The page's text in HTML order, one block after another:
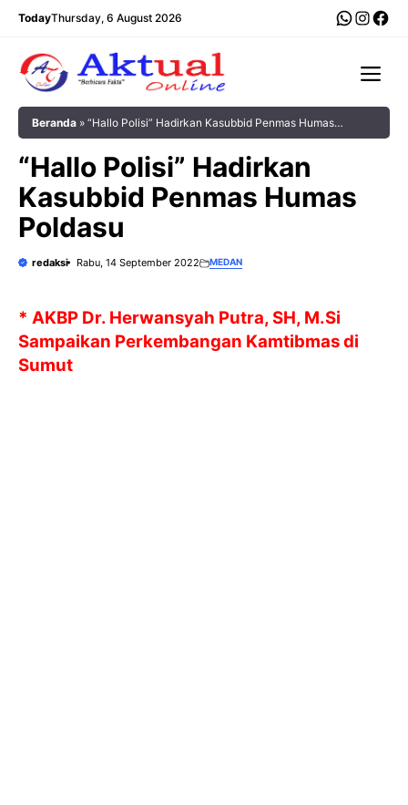
Langsung
TodayThursday, 6 August 2026
Beranda » “Hallo Polisi” Hadirkan Kasubbid Penmas Humas
“Hallo Polisi” Hadirkan
Kasubbid Penmas Humas
Poldasu
redaksi Rabu, 14 September 2022 MEDAN
* AKBP Dr. Herwansyah Putra, SH, M.Si
Sampaikan Perkembangan Kamtibmas di
Sumut